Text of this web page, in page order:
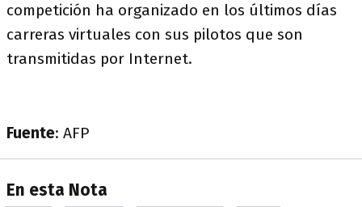
competición ha organizado en los últimos días
carreras virtuales con sus pilotos que son
transmitidas por Internet.
Fuente: AFP
En esta Nota